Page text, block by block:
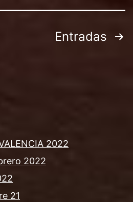
Entradas
2022
2022
21